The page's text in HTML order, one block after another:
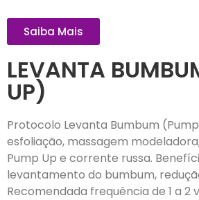
Saiba Mais
LEVANTA
UP)
Protocolo Levanta Bumbum
esfoliação, massagem
Pump Up e corrente russa.
levantamento do bumbum,
Recomendada frequência de 1 a 2